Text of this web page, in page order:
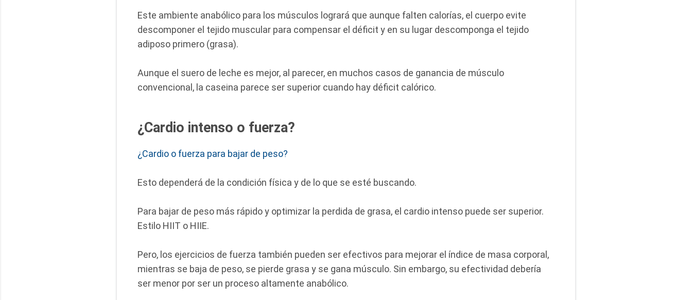
Este ambiente anabólico para los músculos logrará que aunque falten calorías, el cuerpo evite
descomponer el tejido muscular para compensar el déficit y en su lugar descomponga el tejido
adiposo primero (grasa).
Aunque el suero de leche es mejor, al parecer, en muchos casos de ganancia de músculo
convencional, la caseina parece ser superior cuando hay déficit calórico.
¿Cardio intenso o fuerza?
¿Cardio o fuerza para bajar de peso?
Esto dependerá de la condición física y de lo que se esté buscando.
Para bajar de peso más rápido y optimizar la perdida de grasa, el cardio intenso puede ser superior.
Estilo HIIT o HIIE.
Pero, los ejercicios de fuerza también pueden ser efectivos para mejorar el índice de masa corporal,
mientras se baja de peso, se pierde grasa y se gana músculo. Sin embargo, su efectividad debería
ser menor por ser un proceso altamente anabólico.